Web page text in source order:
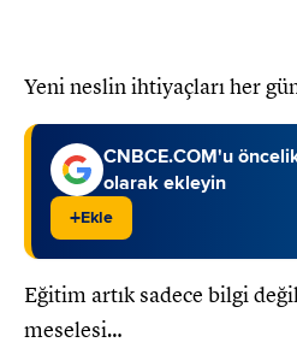
Yeni neslin ihtiyaçları her
CNBCE.COM'u
olarak ekleyin
+Ekle
Eğitim artık sadece bilgi
meselesi…